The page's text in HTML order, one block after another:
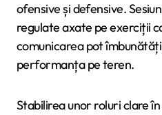
ofensive și defensive.
regulate axate pe exerciții
comunicarea pot
performanța pe teren.
Stabilirea unor roluri clare